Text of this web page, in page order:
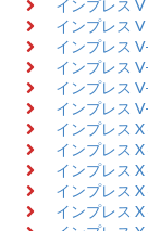
インプレス
インプレス
インプレス
インプレス
インプレス
インプレス
インプレス
インプレス
インプレス
インプレス
インプレス